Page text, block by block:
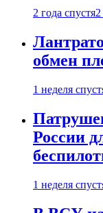
2 года спустя
обмен
1 неделя
России
1 неделя